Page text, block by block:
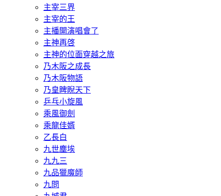
主宰三界
主宰的王
主播開演唱會了
主神再啓
主神的位面穿越之旅
乃木阪之成長
乃木阪物語
乃皇睥睨天下
乒乓小旋風
乘風御劍
乘龍佳婿
乙長白
九世塵埃
九九三
九品獵魔師
九問